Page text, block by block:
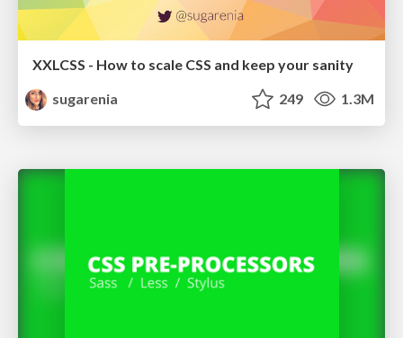
XXLCSS - How to scale CSS and keep your sanity
sugarenia
249 1.3M